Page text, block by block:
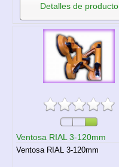
Detalles de producto
Ventosa RIAL 3-120mm
Ventosa RIAL 3-120mm